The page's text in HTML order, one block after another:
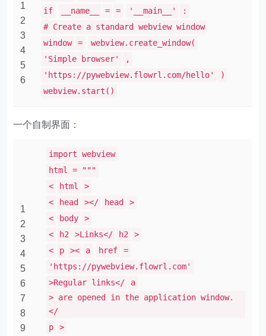
1
2
3
4
5
6
if
__name__ = = '__main__'
:
# Create a standard webview window
window
=
webview.create_window(
'Simple browser'
,
'https://pywebview.flowrl.com/hello'
)
webview.start()
一个自制界面：
1
2
3
4
5
6
7
8
9
import webview
html = """
<
html
>
<
head ></ head
>
<
body
>
<
h2 >Links</ h2
>
<
p >< a href
=
'https://pywebview.flowrl.com'
>Regular links</
a
> are opened in the application window.
</
p
>